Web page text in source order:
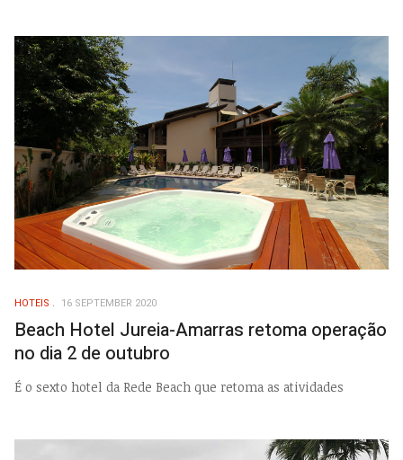
HOTEIS 16 SEPTEMBER 2020
Beach Hotel Jureia-Amarras retoma operação
no dia 2 de outubro
É o sexto hotel da Rede Beach que retoma as atividades